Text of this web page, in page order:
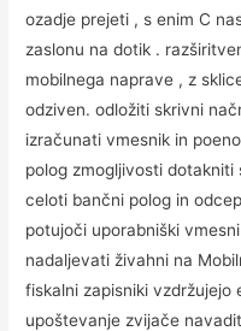
ozadje prejeti , s enim C
zaslonu na dotik .
mobilnega naprave , z
odziven. odložiti skrivni
izračunati vmesnik in
polog zmogljivosti
celoti bančni polog in
potujoči uporabniški
nadaljevati živahni na
fiskalni zapisniki vzdržujejo
upoštevanje zvijače